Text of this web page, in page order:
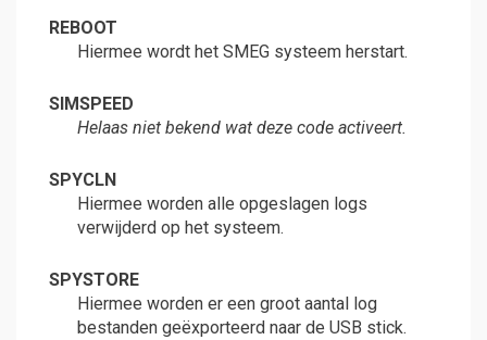
REBOOT
Hiermee wordt het SMEG systeem herstart.
SIMSPEED
Helaas niet bekend wat deze code activeert.
SPYCLN
Hiermee worden alle opgeslagen logs
verwijderd op het systeem.
SPYSTORE
Hiermee worden er een groot aantal log
bestanden geëxporteerd naar de USB stick.